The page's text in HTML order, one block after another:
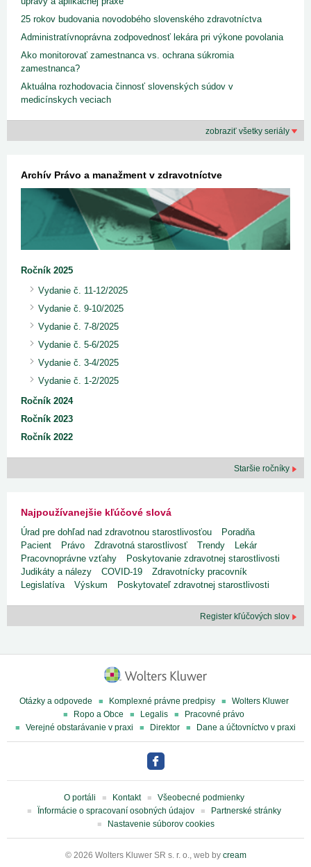
25 rokov budovania novodobého slovenského zdravotníctva
Administratívnoprávna zodpovednosť lekára pri výkone povolania
Ako monitorovať zamestnanca vs. ochrana súkromia
zamestnanca?
Aktuálna rozhodovacia činnosť slovenských súdov v
medicínskych veciach
zobraziť všetky seriály
Archív Právo a manažment v zdravotníctve
Ročník 2025
Vydanie č. 11-12/2025
Vydanie č. 9-10/2025
Vydanie č. 7-8/2025
Vydanie č. 5-6/2025
Vydanie č. 3-4/2025
Vydanie č. 1-2/2025
Ročník 2024
Ročník 2023
Ročník 2022
Staršie ročníky
Najpoužívanejšie kľúčové slová
Úrad pre dohľad nad zdravotnou starostlivosťou
Poradňa
Pacient
Právo Zdravotná starostlivosť Trendy
Lekár
Pracovnoprávne vzťahy
Poskytovanie zdravotnej starostlivosti
Judikáty a nálezy
COVID-19
Zdravotnícky pracovník
Legislatíva
Výskum Poskytovateľ zdravotnej starostlivosti
Register kľúčových slov
Otázky a odpovede Komplexné právne predpisy
Wolters Kluwer
Ropo a Obce
Legalis
Pracovné právo
Verejné obstarávanie v praxi
Direktor Dane a účtovníctvo v praxi
O portáli Kontakt
Všeobecné podmienky
Ïnformácie o spracovaní osobných údajov
Partnerské stránky
Nastavenie súborov cookies
© 2026 Wolters Kluwer SR s. r. o., web by cream